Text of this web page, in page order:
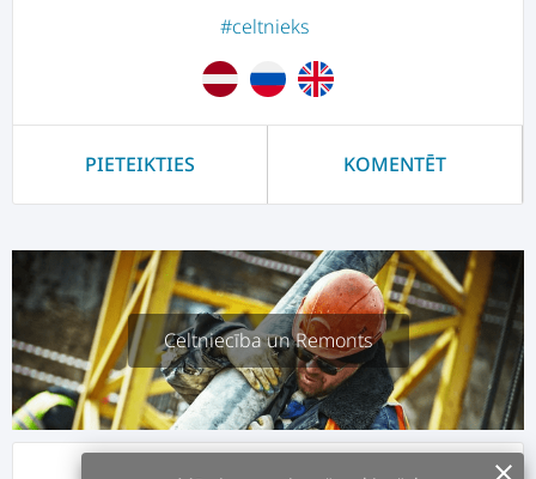
#celtnieks
PIETEIKTIES KOMENTĒT
Celtniecība un Remonts
clear